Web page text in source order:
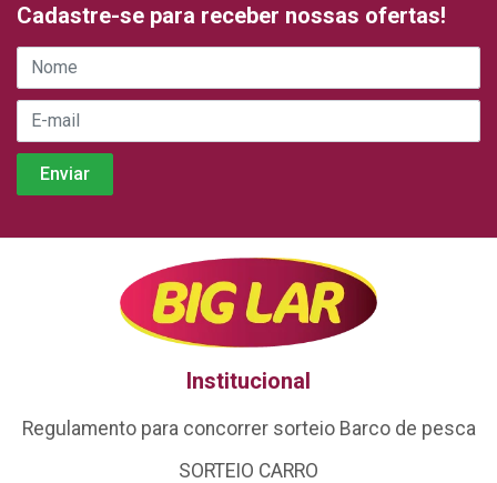
Cadastre-se para receber nossas ofertas!
Institucional
Regulamento para concorrer sorteio Barco de pesca
SORTEIO CARRO